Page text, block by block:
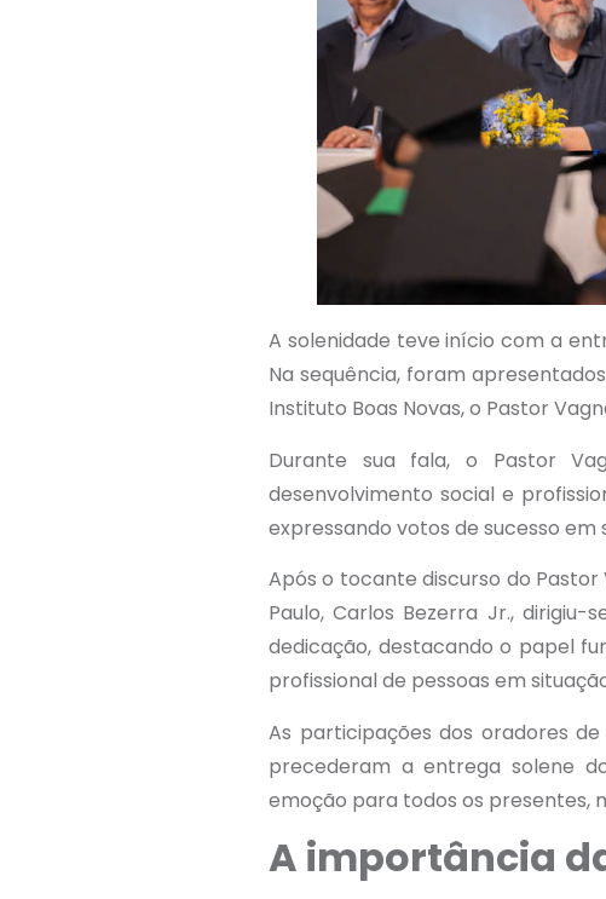
A solenidade teve início com a
Na sequência, foram
Instituto Boas Novas, o Pastor
Durante sua fala, o Pastor
desenvolvimento social e
expressando votos de sucesso
Após o tocante discurso do Pastor
Paulo, Carlos Bezerra Jr.,
dedicação, destacando o papel
profissional de pessoas em
As participações dos oradores
precederam a entrega solene
emoção para todos os presentes,
A importância